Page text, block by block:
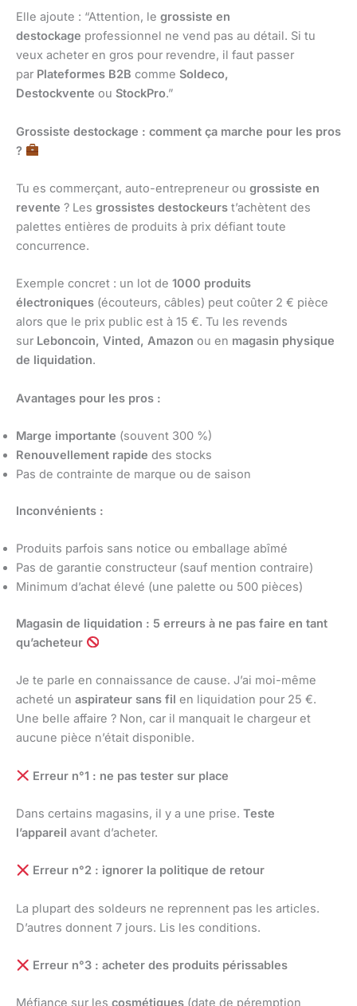
Elle ajoute : “Attention, le grossiste en
destockage professionnel ne vend pas au détail. Si tu
veux acheter en gros pour revendre, il faut passer
par Plateformes B2B comme Soldeco,
Destockvente ou StockPro.”
Grossiste destockage : comment ça marche pour les pros
?
Tu es commerçant, auto-entrepreneur ou grossiste en
revente ? Les grossistes destockeurs t’achètent des
palettes entières de produits à prix défiant toute
concurrence.
Exemple concret : un lot de 1000 produits
électroniques (écouteurs, câbles) peut coûter 2 € pièce
alors que le prix public est à 15 €. Tu les revends
sur Leboncoin, Vinted, Amazon ou en magasin physique
de liquidation.
Avantages pour les pros :
Marge importante (souvent 300 %)
Renouvellement rapide des stocks
Pas de contrainte de marque ou de saison
Inconvénients :
Produits parfois sans notice ou emballage abîmé
Pas de garantie constructeur (sauf mention contraire)
Minimum d’achat élevé (une palette ou 500 pièces)
Magasin de liquidation : 5 erreurs à ne pas faire en tant
qu’acheteur
Je te parle en connaissance de cause. J’ai moi-même
acheté un aspirateur sans fil en liquidation pour 25 €.
Une belle affaire ? Non, car il manquait le chargeur et
aucune pièce n’était disponible.
Erreur n°1 : ne pas tester sur place
Dans certains magasins, il y a une prise. Teste
l’appareil avant d’acheter.
Erreur n°2 : ignorer la politique de retour
La plupart des soldeurs ne reprennent pas les articles.
D’autres donnent 7 jours. Lis les conditions.
Erreur n°3 : acheter des produits périssables